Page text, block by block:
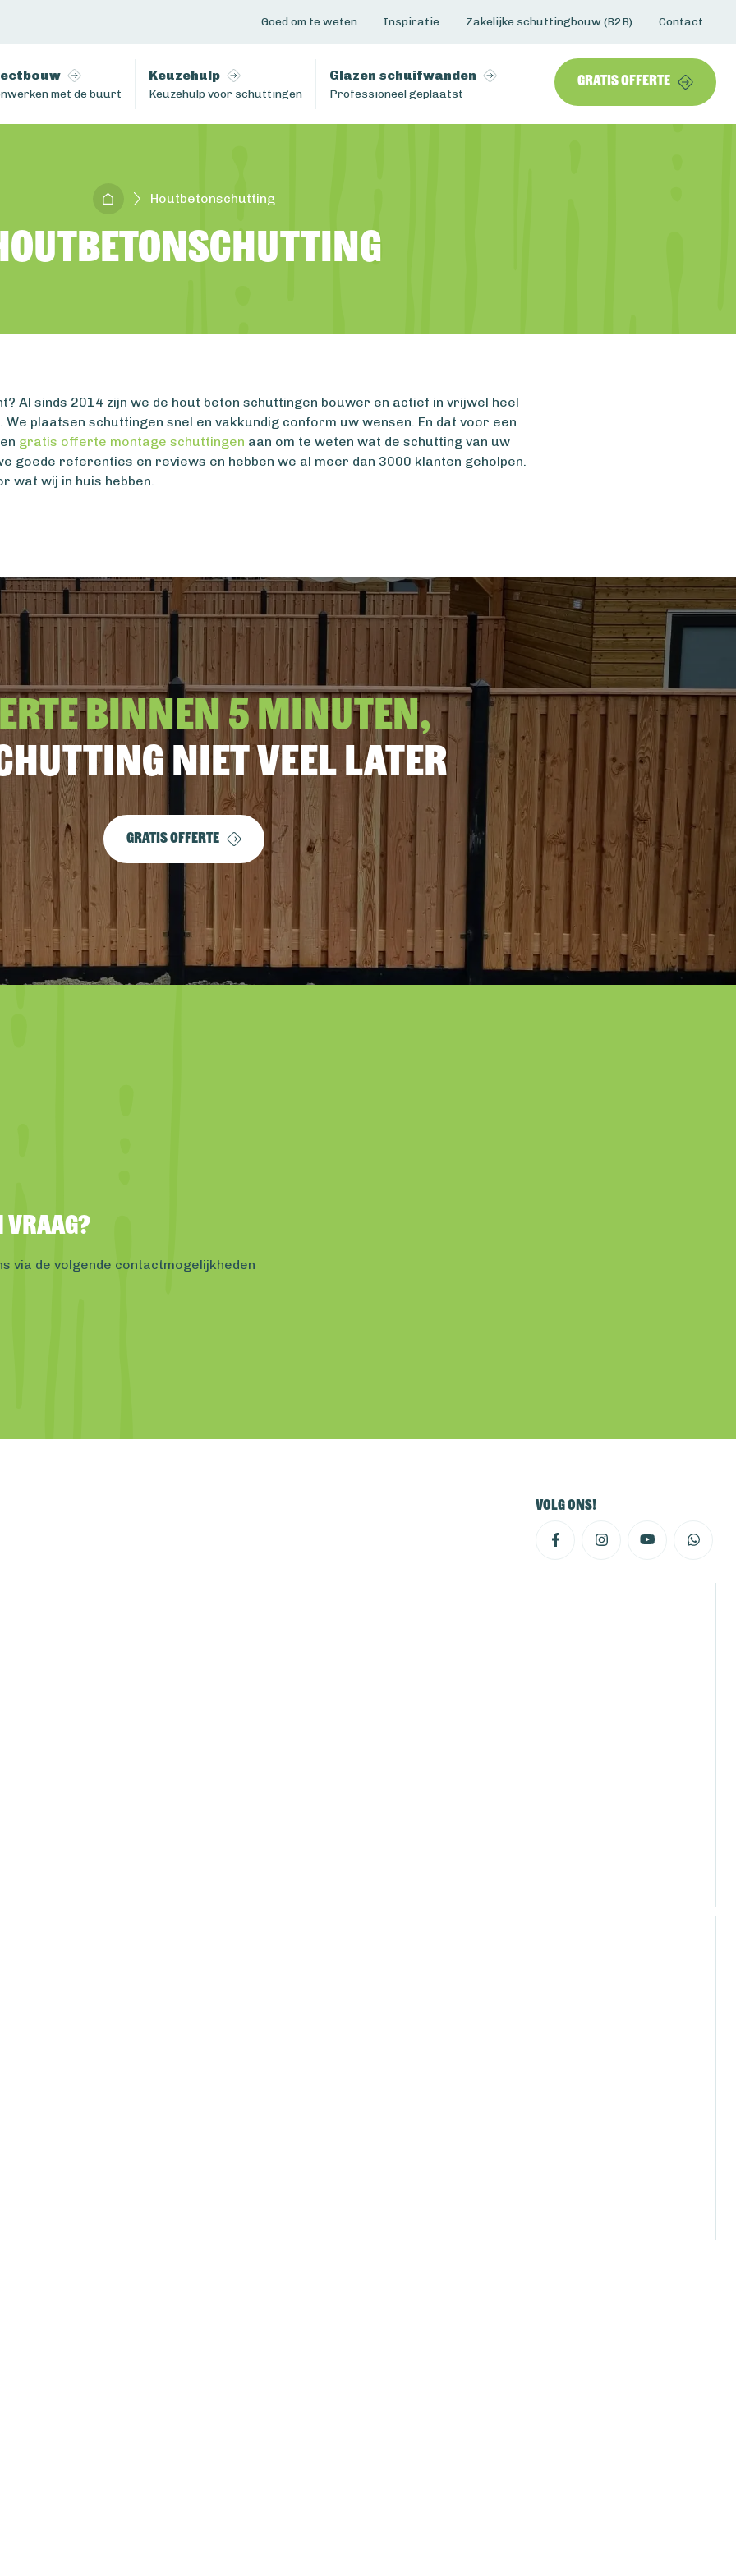
Goed om te weten Inspiratie Zakelijke schuttingbouw (B2B) Contact
met de buurt
Keuzehulp
Keuzehulp voor schuttingen
Glazen schuifwanden
Professioneel geplaatst
Gratis offerte
Houtbetonschutting
Al sinds 2014 zijn we de hout beton schuttingen bouwer en actief in vrijwel heel
We plaatsen schuttingen snel en vakkundig conform uw wensen. En dat voor een
gratis offerte montage schuttingen aan om te weten wat de schutting van uw
goede referenties en reviews en hebben we al meer dan 3000 klanten geholpen.
wat wij in huis hebben.
binnen 5 minuten,
niet veel later
Gratis offerte
vraag?
via de volgende contactmogelijkheden
Volg ons!